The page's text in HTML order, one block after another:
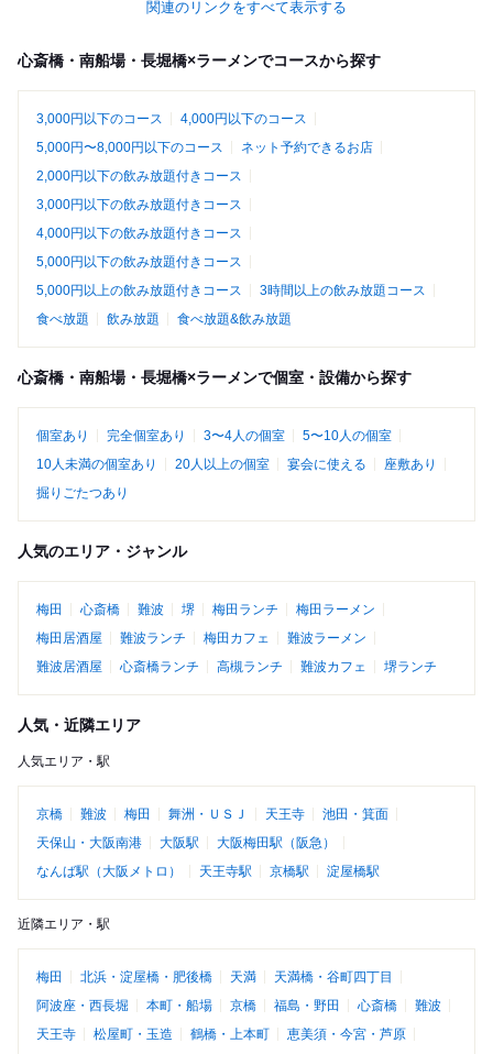
関連のリンクをすべて表示する
心斎橋・南船場・長堀橋×ラーメンでコースから探す
3,000円以下のコース
4,000円以下のコース
5,000円〜8,000円以下のコース
ネット予約できるお店
2,000円以下の飲み放題付きコース
3,000円以下の飲み放題付きコース
4,000円以下の飲み放題付きコース
5,000円以下の飲み放題付きコース
5,000円以上の飲み放題付きコース
3時間以上の飲み放題コース
食べ放題
飲み放題 食べ放題&飲み放題
心斎橋・南船場・長堀橋×ラーメンで個室・設備から探す
個室あり 完全個室あり 3〜4人の個室
5〜10人の個室
10人未満の個室あり
20人以上の個室 宴会に使える
座敷あり
掘りごたつあり
人気のエリア・ジャンル
梅田 心斎橋 難波 堺 梅田ランチ
梅田ラーメン
梅田居酒屋
難波ランチ 梅田カフェ
難波ラーメン
難波居酒屋
心斎橋ランチ 高槻ランチ 難波カフェ 堺ランチ
人気・近隣エリア
人気エリア・駅
京橋 難波 梅田 舞洲・ＵＳＪ 天王寺
池田・箕面
天保山・大阪南港
大阪駅
大阪梅田駅（阪急）
なんば駅（大阪メトロ）
天王寺駅 京橋駅 淀屋橋駅
近隣エリア・駅
梅田 北浜・淀屋橋・肥後橋 天満
天満橋・谷町四丁目
阿波座・西長堀
本町・船場 京橋 福島・野田 心斎橋
難波
天王寺
松屋町・玉造 鶴橋・上本町
恵美須・今宮・芦原